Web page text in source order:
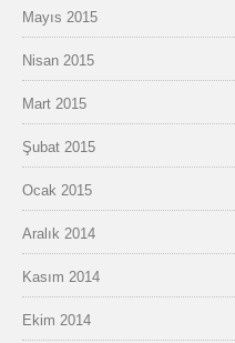
Mayıs 2015
Nisan 2015
Mart 2015
Şubat 2015
Ocak 2015
Aralık 2014
Kasım 2014
Ekim 2014